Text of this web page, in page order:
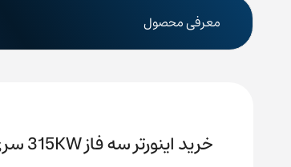
معرفی محصول
خرید اینورتر سه فاز 315KW سری DSI-400 پنتاکس مدل DSI-400-315G3